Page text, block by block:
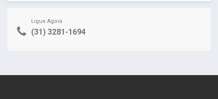
Ligue Agora
(31) 3281-1694